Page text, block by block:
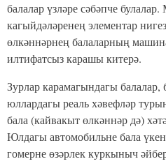
балалар үзләре сәбәпче
кагыйдәләренең элементар
өлкәннәрнең балаларның
илтифатсыз карашы китерә.
Зурлар карамагындагы балалар,
юллардагы реаль хәвефләр
бала (кайвакыт өлкәннәр дә)
Юлдагы автомобильне бала
гомерне өзәрлек куркыныч